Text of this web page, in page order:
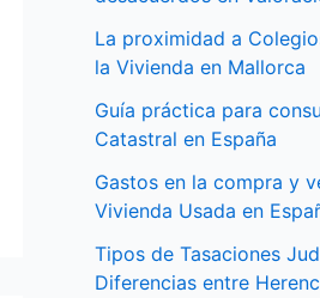
La proximidad a
la Vivienda en Mallorca
Guía práctica para
Catastral en España
Gastos en la compra y
Vivienda Usada en
Tipos de Tasaciones
Diferencias entre